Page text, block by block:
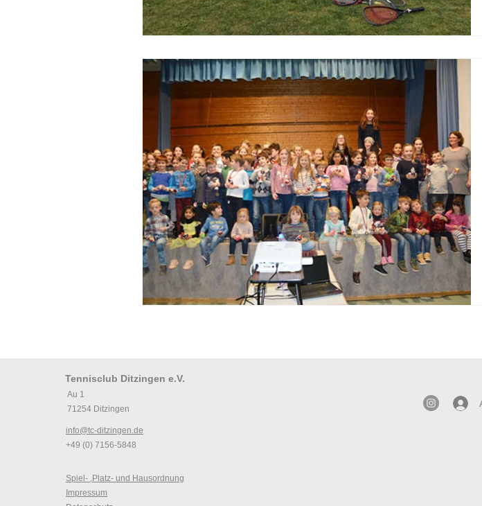
Tennisclub Ditzingen e.V.
Au 1
71254 Ditzingen
info@tc-ditzingen.de
+49 (0) 7156-5848
Spiel- ,Platz- und Hausordnung
Impressum